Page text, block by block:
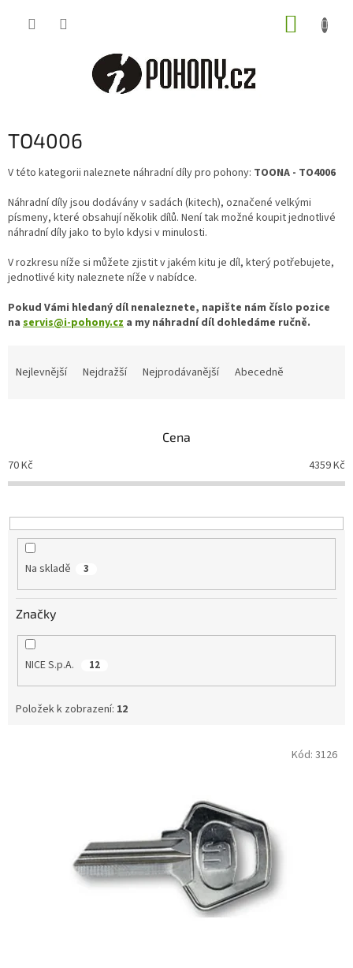
TO4006
V této kategorii naleznete náhradní díly pro pohony: TOONA - TO4006
Náhradní díly jsou dodávány v sadách (kitech), označené velkými
písmeny, které obsahují několik dílů. Není tak možné koupit jednotlivé
náhradní díly jako to bylo kdysi v minulosti.
V rozkresu níže si můžete zjistit v jakém kitu je díl, který potřebujete,
jednotlivé kity naleznete níže v nabídce.
Pokud Vámi hledaný díl nenaleznete, napište nám číslo pozice
na servis@i-pohony.cz a my náhradní díl dohledáme ručně.
p
r
o
u
Nejlevnější Nejdražší Nejprodávanější Abecedně
Cena
70Kč 4359Kč
Na skladě 3
Značky
NICE S.p.A. 12
Položek k zobrazení: 12
Kód: 3126